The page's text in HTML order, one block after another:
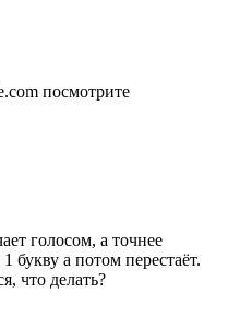
посмотрите
голосом, а точнее
букву а потом перестаёт.
что делать?